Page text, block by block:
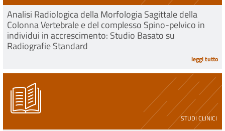
Analisi Radiologica della Morfologia Sagittale della
Colonna Vertebrale e del complesso Spino-pelvico in
individui in accrescimento: Studio Basato su
Radiografie Standard
leggi tutto
STUDI CLINICI